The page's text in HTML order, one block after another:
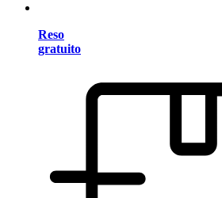
Reso
gratuito